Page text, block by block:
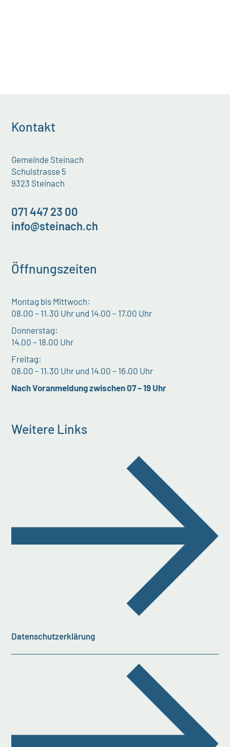
Kontakt
Gemeinde Steinach
Schulstrasse 5
9323 Steinach
071 447 23 00
info@steinach.ch
Öffnungszeiten
Montag bis Mittwoch:
08.00 – 11.30 Uhr und 14.00 – 17.00 Uhr
Donnerstag:
14.00 – 18.00 Uhr
Freitag:
08.00 – 11.30 Uhr und 14.00 – 16.00 Uhr
Nach Voranmeldung zwischen 07 – 19 Uhr
Weitere Links
Datenschutzerklärung